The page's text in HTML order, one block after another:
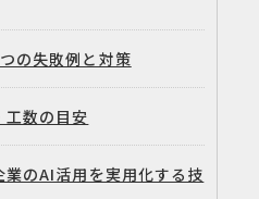
の失敗例と対策
工数の目安
業のAI活用を実用化する技